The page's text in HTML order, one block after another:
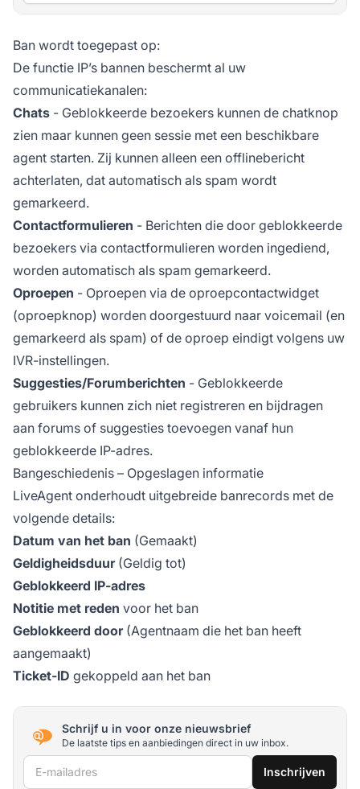
Ban wordt toegepast op:
De functie IP’s bannen beschermt al uw
communicatiekanalen:
Chats - Geblokkeerde bezoekers kunnen de chatknop
zien maar kunnen geen sessie met een beschikbare
agent starten. Zij kunnen alleen een offlinebericht
achterlaten, dat automatisch als spam wordt
gemarkeerd.
Contactformulieren - Berichten die door geblokkeerde
bezoekers via contactformulieren worden ingediend,
worden automatisch als spam gemarkeerd.
Oproepen - Oproepen via de oproepcontactwidget
(oproepknop) worden doorgestuurd naar voicemail (en
gemarkeerd als spam) of de oproep eindigt volgens uw
IVR-instellingen.
Suggesties/Forumberichten - Geblokkeerde
gebruikers kunnen zich niet registreren en bijdragen
aan forums of suggesties toevoegen vanaf hun
geblokkeerde IP-adres.
Bangeschiedenis – Opgeslagen informatie
LiveAgent onderhoudt uitgebreide banrecords met de
volgende details:
Datum van het ban (Gemaakt)
Geldigheidsduur(Geldig tot)
Geblokkeerd IP-adres
Notitie met reden voor het ban
Geblokkeerd door(Agentnaam die het ban heeft
aangemaakt)
Ticket-ID gekoppeld aan het ban
Schrijf u in voor onze nieuwsbrief
De laatste tips en aanbiedingen direct in uw inbox.
E-mailadres Inschrijven